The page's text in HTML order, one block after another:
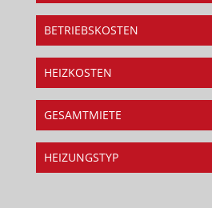
BETRIEBSKOSTEN
HEIZKOSTEN
GESAMTMIETE
HEIZUNGSTYP